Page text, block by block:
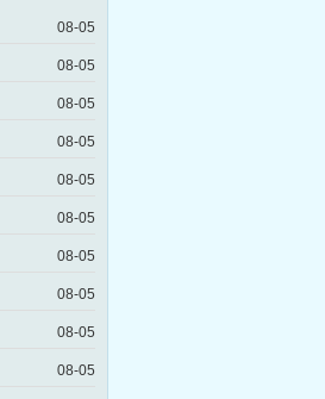
08-05
08-05
08-05
08-05
08-05
08-05
08-05
08-05
08-05
08-05